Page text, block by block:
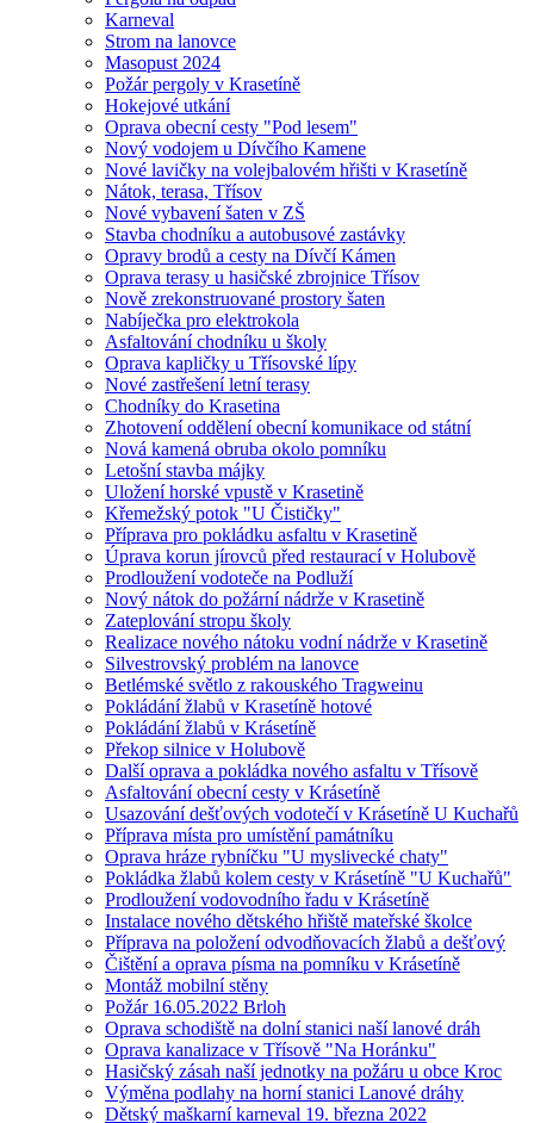
Karneval
Strom na lanovce
Masopust 2024
Požár pergoly v Krasetíně
Hokejové utkání
Oprava obecní cesty "Pod lesem"
Nový vodojem u Dívčího Kamene
Nové lavičky na volejbalovém hřišti v Krasetíně
Nátok, terasa, Třísov
Nové vybavení šaten v ZŠ
Stavba chodníku a autobusové zastávky
Opravy brodů a cesty na Dívčí Kámen
Oprava terasy u hasičské zbrojnice Třísov
Nově zrekonstruované prostory šaten
Nabíječka pro elektrokola
Asfaltování chodníku u školy
Oprava kapličky u Třísovské lípy
Nové zastřešení letní terasy
Chodníky do Krasetina
Zhotovení oddělení obecní komunikace od státní
Nová kamená obruba okolo pomníku
Letošní stavba májky
Uložení horské vpustě v Krasetině
Křemežský potok "U Čističky"
Příprava pro pokládku asfaltu v Krasetině
Úprava korun jírovců před restaurací v Holubově
Prodloužení vodoteče na Podluží
Nový nátok do požární nádrže v Krasetině
Zateplování stropu školy
Realizace nového nátoku vodní nádrže v Krasetině
Silvestrovský problém na lanovce
Betlémské světlo z rakouského Tragweinu
Pokládání žlabů v Krasetíně hotové
Pokládání žlabů v Krásetíně
Překop silnice v Holubově
Další oprava a pokládka nového asfaltu v Třísově
Asfaltování obecní cesty v Krásetíně
Usazování dešťových vodotečí v Krásetíně U Kuchařů
Příprava místa pro umístění památníku
Oprava hráze rybníčku "U myslivecké chaty"
Pokládka žlabů kolem cesty v Krásetíně "U Kuchařů"
Prodloužení vodovodního řadu v Krásetíně
Instalace nového dětského hřiště mateřské školce
Příprava na položení odvodňovacích žlabů a dešťový
Čištění a oprava písma na pomníku v Krásetíně
Montáž mobilní stěny
Požár 16.05.2022 Brloh
Oprava schodiště na dolní stanici naší lanové dráh
Oprava kanalizace v Třísově "Na Horánku"
Hasičský zásah naší jednotky na požáru u obce Kroc
Výměna podlahy na horní stanici Lanové dráhy
Dětský maškarní karneval 19. března 2022